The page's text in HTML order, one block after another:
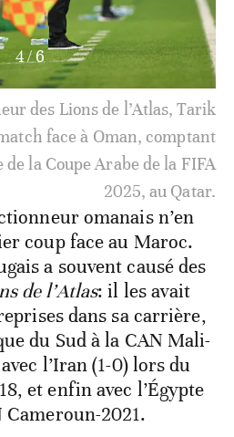
4/6
des Lions de l’Atlas, Tarik
face à Oman, comptant
la Coupe Arabe de la FIFA
2025, au Qatar.
omanais n’en
coup face au Maroc.
a souvent causé des
de l’Atlas: il les avait
dans sa carrière,
du Sud à la CAN Mali-
l’Iran (1-0) lors du
et enfin avec l’Égypte
Cameroun-2021.